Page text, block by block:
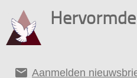
email Aanmelden